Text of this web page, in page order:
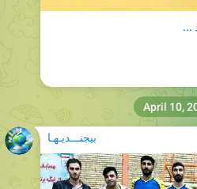
بیجنـــدیـهـا